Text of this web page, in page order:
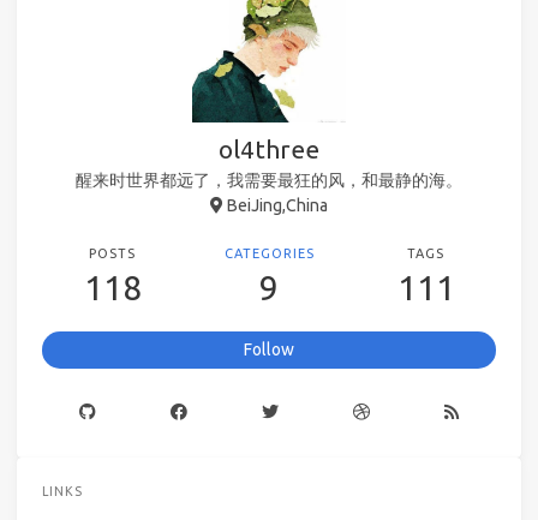
ol4three
醒来时世界都远了，我需要最狂的风，和最静的海。
BeiJing,China
POSTS
118
CATEGORIES
9
TAGS
111
Follow
LINKS